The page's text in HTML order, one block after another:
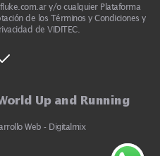
y/o cualquier Plataforma
de los Términos y Condiciones y
de VIDITEC.
Up and Running
Web - Digitalmix